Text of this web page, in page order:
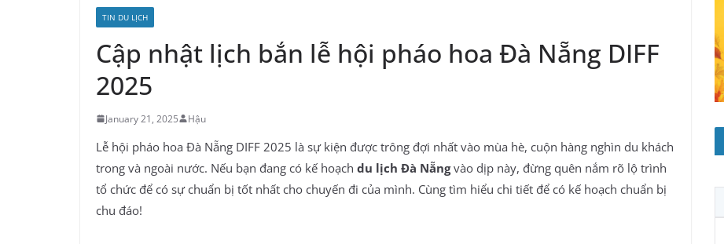
TIN DU LỊCH
Cập nhật lịch bắn lễ hội pháo hoa Đà Nẵng DIFF
2025
January 21, 2025 Hậu
Lễ hội pháo hoa Đà Nẵng DIFF 2025 là sự kiện được trông đợi nhất vào mùa hè, cuộn hàng nghìn du khách
trong và ngoài nước. Nếu bạn đang có kế hoạch du lịch Đà Nẵng vào dịp này, đừng quên nắm rõ lộ trình
tổ chức để có sự chuẩn bị tốt nhất cho chuyến đi của mình. Cùng tìm hiểu chi tiết để có kế hoạch chuẩn bị
chu đáo!